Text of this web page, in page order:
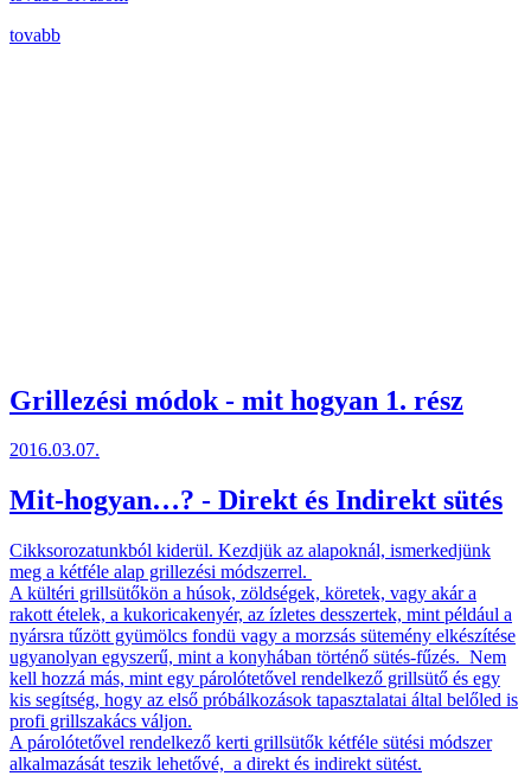
tovabb
Grillezési módok - mit hogyan 1. rész
2016.03.07.
Mit-hogyan…? - Direkt és Indirekt sütés
Cikksorozatunkból kiderül. Kezdjük az alapoknál, ismerkedjünk
meg a kétféle alap grillezési módszerrel.
A kültéri grillsütőkön a húsok, zöldségek, köretek, vagy akár a
rakott ételek, a kukoricakenyér, az ízletes desszertek, mint például a
nyársra tűzött gyümölcs fondü vagy a morzsás sütemény elkészítése
ugyanolyan egyszerű, mint a konyhában történő sütés-fűzés. Nem
kell hozzá más, mint egy párolótetővel rendelkező grillsütő és egy
kis segítség, hogy az első próbálkozások tapasztalatai által belőled is
profi grillszakács váljon.
A párolótetővel rendelkező kerti grillsütők kétféle sütési módszer
alkalmazását teszik lehetővé, a direkt és indirekt sütést.